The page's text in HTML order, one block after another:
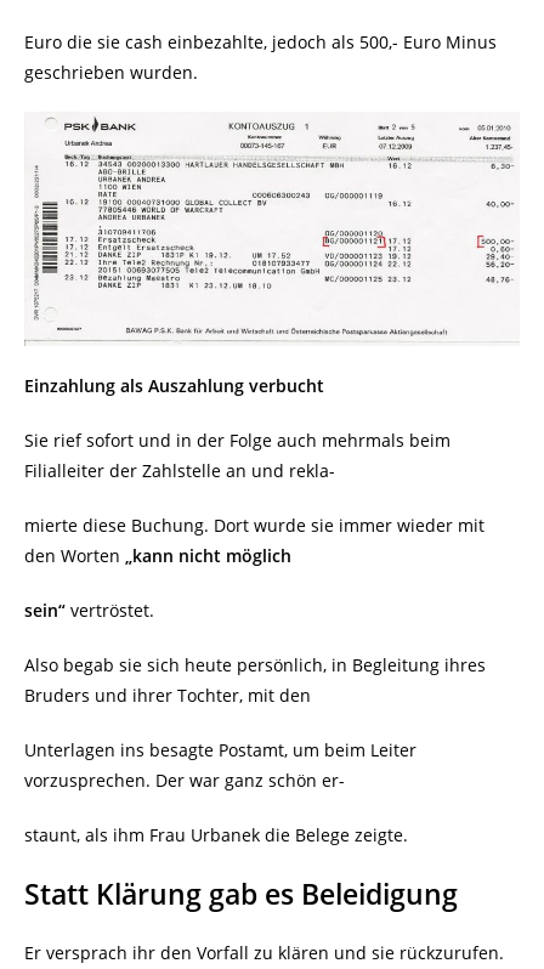
Euro die sie cash einbezahlte, jedoch als 500,- Euro Minus
geschrieben wurden.
Einzahlung als Auszahlung verbucht
Sie rief sofort und in der Folge auch mehrmals beim
Filialleiter der Zahlstelle an und rekla-
mierte diese Buchung. Dort wurde sie immer wieder mit
den Worten „kann nicht möglich
sein“ vertröstet.
Also begab sie sich heute persönlich, in Begleitung ihres
Bruders und ihrer Tochter, mit den
Unterlagen ins besagte Postamt, um beim Leiter
vorzusprechen. Der war ganz schön er-
staunt, als ihm Frau Urbanek die Belege zeigte.
Statt Klärung gab es Beleidigung
Er versprach ihr den Vorfall zu klären und sie rückzurufen.